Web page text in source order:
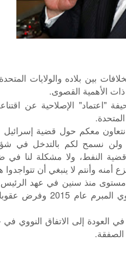
بين بلاده والولايات
ذات الأهمية القصوى.
"اعتماد" الإصلاحية عن
معكم حول قضية إسرائيل
ولن نسمح لكم بالتدخل في
النفط، ولا مشكلة لنا في
أمنه وأنتم لا ينبغي أن تتواجدوا
منذ سنين في عهد الرئيس
السابق دونالد ترامب الذي انسحب من الاتفاق
العودة إلى الاتفاق النووي
الصفقة.